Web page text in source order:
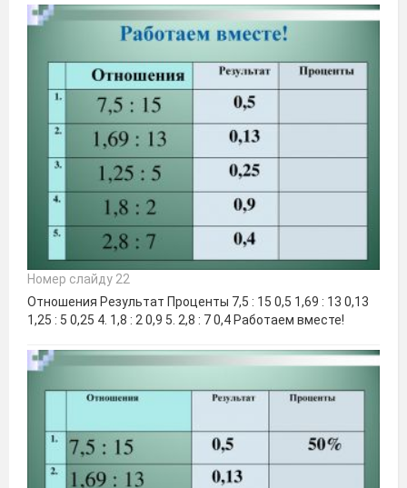
Номер слайду 22
Отношения Результат Проценты 7,5 : 15 0,5 1,69 : 13 0,13
1,25 : 5 0,25 4. 1,8 : 2 0,9 5. 2,8 : 7 0,4 Работаем вместе!